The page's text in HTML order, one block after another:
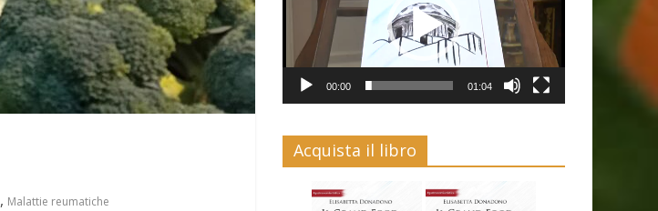
, Malattie reumatiche
00:00 01:04
Acquista il libro